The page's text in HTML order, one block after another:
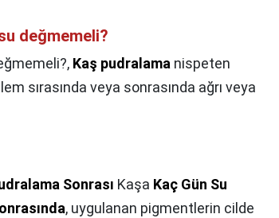
değmemeli?
Kaş pudralama nispeten
sırasında veya sonrasında ağrı veya
Sonrası Kaşa Kaç Gün Su
, uygulanan pigmentlerin cilde